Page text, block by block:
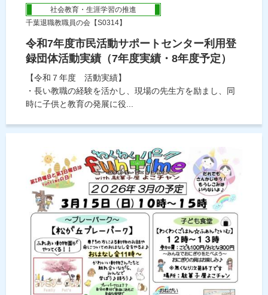
社会教育・生涯学習の推進
千葉退職教職員の会【S0314】
令和7年度市民活動サポートセンター利用登
録団体活動実績（7年度実績・8年度予定）
【令和７年度 活動実績】
・長い教職の経験を活かし、現場の先生方を励まし、同
時に子供と教育の発展に役...